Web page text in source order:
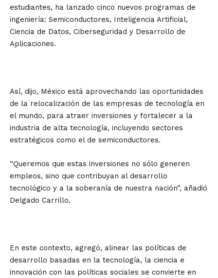
estudiantes, ha lanzado cinco nuevos programas de
ingeniería: Semiconductores, Inteligencia Artificial,
Ciencia de Datos, Ciberseguridad y Desarrollo de
Aplicaciones.
Así, dijo, México está aprovechando las oportunidades
de la relocalización de las empresas de tecnología en
el mundo, para atraer inversiones y fortalecer a la
industria de alta tecnología, incluyendo sectores
estratégicos como el de semiconductores.
“Queremos que estas inversiones no sólo generen
empleos, sino que contribuyan al desarrollo
tecnológico y a la soberanía de nuestra nación”, añadió
Delgado Carrillo.
En este contexto, agregó, alinear las políticas de
desarrollo basadas en la tecnología, la ciencia e
innovación con las políticas sociales se convierte en